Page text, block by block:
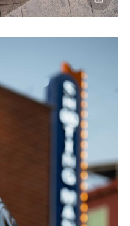
이미지
다운로드